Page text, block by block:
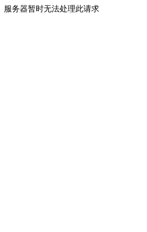
服务器暂时无法处理此请求